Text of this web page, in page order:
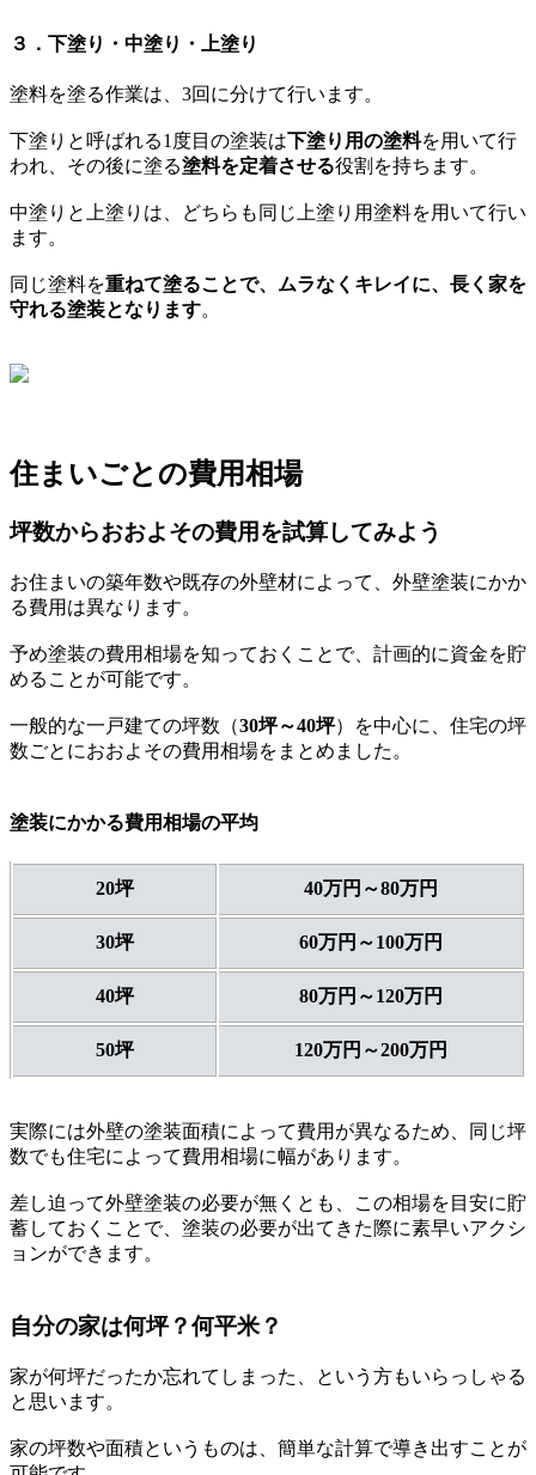
３．下塗り・中塗り・上塗り
塗料を塗る作業は、3回に分けて行います。
下塗りと呼ばれる1度目の塗装は下塗り用の塗料を用いて行
われ、その後に塗る塗料を定着させる役割を持ちます。
中塗りと上塗りは、どちらも同じ上塗り用塗料を用いて行い
ます。
同じ塗料を重ねて塗ることで、ムラなくキレイに、長く家を
守れる塗装となります。
住まいごとの費用相場
坪数からおおよその費用を試算してみよう
お住まいの築年数や既存の外壁材によって、外壁塗装にかか
る費用は異なります。
予め塗装の費用相場を知っておくことで、計画的に資金を貯
めることが可能です。
一般的な一戸建ての坪数（30坪～40坪）を中心に、住宅の坪
数ごとにおおよその費用相場をまとめました。
塗装にかかる費用相場の平均
20坪 40万円～80万円
30坪 60万円～100万円
40坪 80万円～120万円
50坪 120万円～200万円
実際には外壁の塗装面積によって費用が異なるため、同じ坪
数でも住宅によって費用相場に幅があります。
差し迫って外壁塗装の必要が無くとも、この相場を目安に貯
蓄しておくことで、塗装の必要が出てきた際に素早いアクシ
ョンができます。
自分の家は何坪？何平米？
家が何坪だったか忘れてしまった、という方もいらっしゃる
と思います。
家の坪数や面積というものは、簡単な計算で導き出すことが